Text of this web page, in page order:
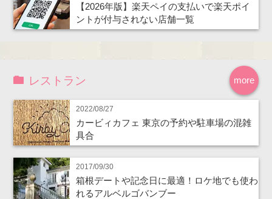
【2026年版】楽天ペイの支払いで楽天ポイ
ントが付与されない店舗一覧
more
レストラン
2022/08/27
カービィカフェ 東京の予約や駐車場の混雑
具合
2017/09/30
箱根デートや記念日に最適！ロケ地でも使わ
れるアルベルゴバンブー